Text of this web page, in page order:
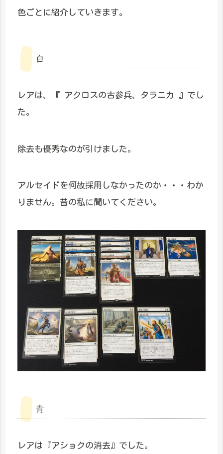
色ごとに紹介していきます。
白
レアは、『 アクロスの古参兵、タラニカ 』でし
た。
除去も優秀なのが引けました。
アルセイドを何故採用しなかったのか・・・わか
りません。昔の私に聞いてください。
青
レアは『アショクの消去』でした。